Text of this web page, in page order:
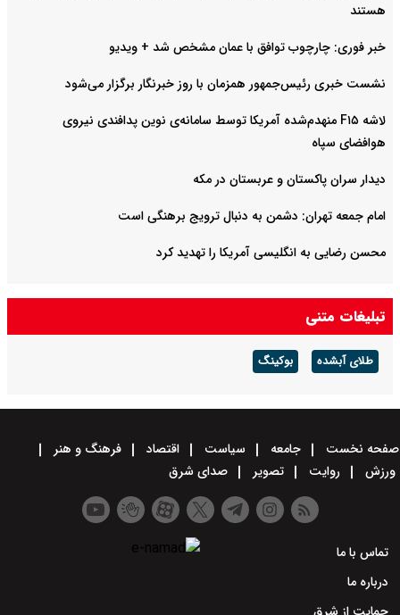
هستند
خبر فوری: چارچوب توافق با عمان مشخص شد + ویدیو
نشست خبری رئیس‌جمهور همزمان با روز خبرنگار برگزار می‌شود
لاشه F۱۵ منهدم‌شده آمریکا توسط سامانه‌ی نوین پدافندی نیروی
هوافضای سپاه
دیدار سران پاکستان و عربستان در مکه
امام جمعه تهران: دشمن به دنبال ترویج برهنگی است
محسن رضایی به انگلیسی آمریکا را تهدید کرد
تبلیغات متنی
طلای آبشده بوکینگ
صفحه نخست جامعه سیاست اقتصاد
فرهنگ و هنر
ورزش
روایت تصویر صدای شرق
تماس با ما
درباره ما